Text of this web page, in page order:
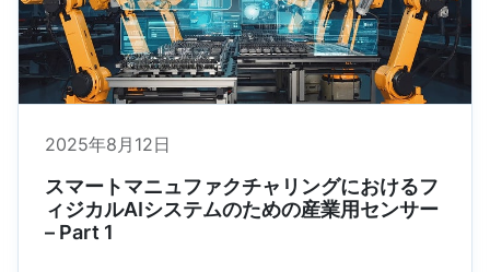
2025年8月12日
スマートマニュファクチャリングにおけるフ
ィジカルAIシステムのための産業用センサー
– Part 1